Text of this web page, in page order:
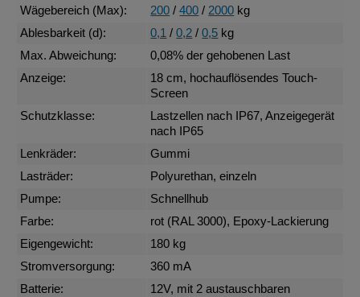
Wägebereich (Max): 200 /400 / 2000 kg
Ablesbarkeit (d):
0,1 /0,2 /0,5 kg
Max. Abweichung:
0,08% der gehobenen Last
Anzeige:
18 cm, hochauflösendes Touch-
Screen
Schutzklasse:
Lastzellen nach IP67, Anzeigegerät
nach IP65
Lenkräder:
Gummi
Lasträder:
Polyurethan, einzeln
Pumpe:
Schnellhub
Farbe:
rot (RAL 3000), Epoxy-Lackierung
Eigengewicht:
180 kg
Stromversorgung:
360 mA
Batterie:
12V, mit 2 austauschbaren